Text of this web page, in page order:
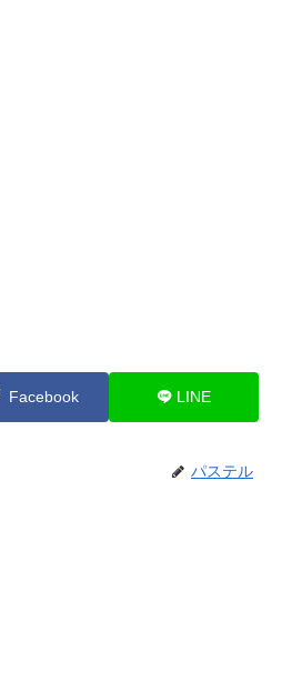
Facebook LINE
パステル